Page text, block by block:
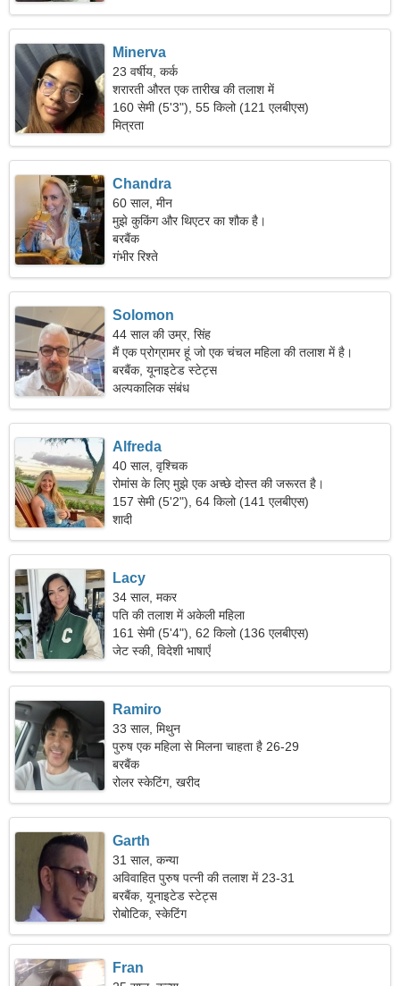
Minerva
23 वर्षीय, कर्क
शरारती औरत एक तारीख की तलाश में
160 सेमी (5'3"), 55 किलो (121 एलबीएस)
मित्रता
Chandra
60 साल, मीन
मुझे कुकिंग और थिएटर का शौक है।
बरबैंक
गंभीर रिश्ते
Solomon
44 साल की उम्र, सिंह
मैं एक प्रोग्रामर हूं जो एक चंचल महिला की तलाश में है।
बरबैंक, यूनाइटेड स्टेट्स
अल्पकालिक संबंध
Alfreda
40 साल, वृश्चिक
रोमांस के लिए मुझे एक अच्छे दोस्त की जरूरत है।
157 सेमी (5'2"), 64 किलो (141 एलबीएस)
शादी
Lacy
34 साल, मकर
पति की तलाश में अकेली महिला
161 सेमी (5'4"), 62 किलो (136 एलबीएस)
जेट स्की, विदेशी भाषाएँ
Ramiro
33 साल, मिथुन
पुरुष एक महिला से मिलना चाहता है 26-29
बरबैंक
रोलर स्केटिंग, खरीद
Garth
31 साल, कन्या
अविवाहित पुरुष पत्नी की तलाश में 23-31
बरबैंक, यूनाइटेड स्टेट्स
रोबोटिक, स्केटिंग
Fran